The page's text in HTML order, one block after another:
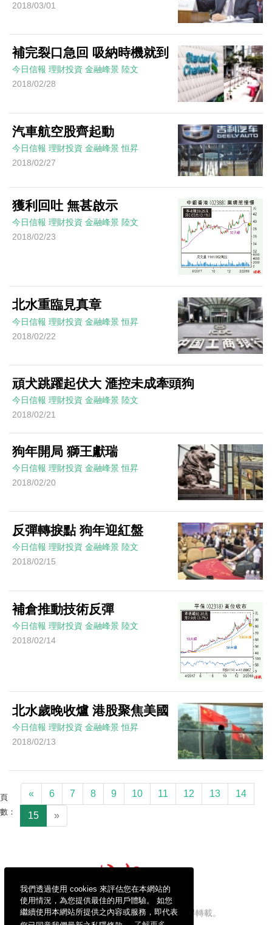
我們透過使用 cookies 來評估您在本網站的
使用情況，為您提供最佳的用戶體驗。 如您
繼續使用本網站所提供之內容或服務，即代表
2018/03/01
補完裂口急回 吸納時機就到
今日信報 理財投資 金融峰景 陸文
2018/02/28
汽車航空股齊起動
今日信報 理財投資 金融峰景 恒昇
2018/02/27
獲利回吐 無甚啟示
今日信報 理財投資 金融峰景 陸文
2018/02/23
北水重臨見真章
今日信報 理財投資 金融峰景 恒昇
2018/02/22
頑犬跳躍起伏大 滙控未成牽頭狗
今日信報 理財投資 金融峰景 陸文
2018/02/21
狗年開局 獅王獻瑞
今日信報 理財投資 金融峰景 恒昇
2018/02/20
反彈轉捩點 狗年迎紅盤
今日信報 理財投資 金融峰景 陸文
2018/02/15
補倉推動技術反彈
今日信報 理財投資 金融峰景 陸文
2018/02/14
北水歲晚收爐 港股聚焦美國
今日信報 理財投資 金融峰景 恒昇
2018/02/13
頁
數：
« 6 7 8 9 10 11 12 13 14
15 »
信報財經新聞有限公司版權所有，不得轉載。